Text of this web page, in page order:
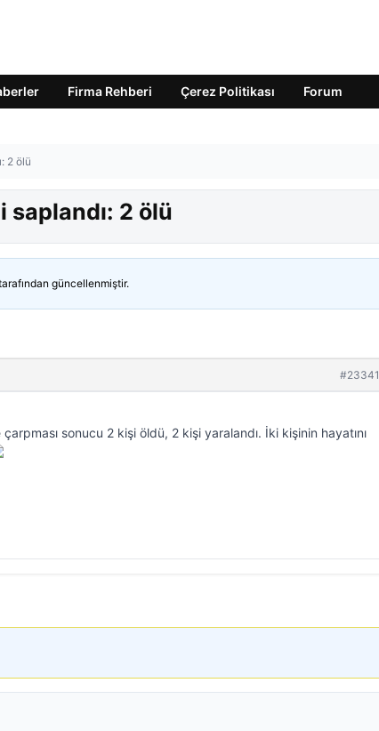
Firma Rehberi Çerez Politikası Forum
2 ölü
2 ölü
güncellenmiştir.
#23341
sonucu 2 kişi öldü, 2 kişi yaralandı. İki kişinin hayatını